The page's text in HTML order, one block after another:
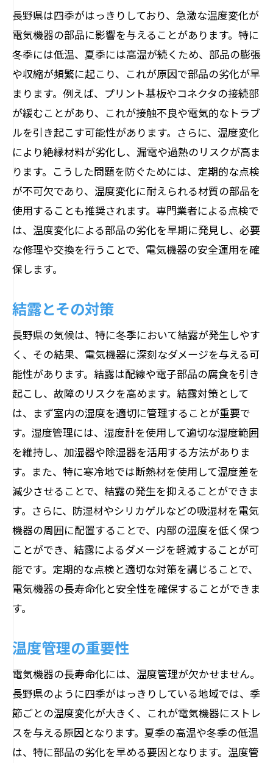
長野県は四季がはっきりしており、急激な温度変化が
電気機器の部品に影響を与えることがあります。特に
冬季には低温、夏季には高温が続くため、部品の膨張
や収縮が頻繁に起こり、これが原因で部品の劣化が早
まります。例えば、プリント基板やコネクタの接続部
が緩むことがあり、これが接触不良や電気的なトラブ
ルを引き起こす可能性があります。さらに、温度変化
により絶縁材料が劣化し、漏電や過熱のリスクが高ま
ります。こうした問題を防ぐためには、定期的な点検
が不可欠であり、温度変化に耐えられる材質の部品を
使用することも推奨されます。専門業者による点検で
は、温度変化による部品の劣化を早期に発見し、必要
な修理や交換を行うことで、電気機器の安全運用を確
保します。
結露とその対策
長野県の気候は、特に冬季において結露が発生しやす
く、その結果、電気機器に深刻なダメージを与える可
能性があります。結露は配線や電子部品の腐食を引き
起こし、故障のリスクを高めます。結露対策として
は、まず室内の湿度を適切に管理することが重要で
す。湿度管理には、湿度計を使用して適切な湿度範囲
を維持し、加湿器や除湿器を活用する方法がありま
す。また、特に寒冷地では断熱材を使用して温度差を
減少させることで、結露の発生を抑えることができま
す。さらに、防湿材やシリカゲルなどの吸湿材を電気
機器の周囲に配置することで、内部の湿度を低く保つ
ことができ、結露によるダメージを軽減することが可
能です。定期的な点検と適切な対策を講じることで、
電気機器の長寿命化と安全性を確保することができま
す。
温度管理の重要性
電気機器の長寿命化には、温度管理が欠かせません。
長野県のように四季がはっきりしている地域では、季
節ごとの温度変化が大きく、これが電気機器にストレ
スを与える原因となります。夏季の高温や冬季の低温
は、特に部品の劣化を早める要因となります。温度管